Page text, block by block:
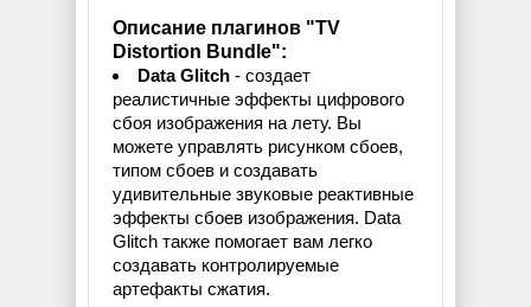
Описание плагинов "TV
Distortion Bundle":
Data Glitch - создает
реалистичные эффекты цифрового
сбоя изображения на лету. Вы
можете управлять рисунком сбоев,
типом сбоев и создавать
удивительные звуковые реактивные
эффекты сбоев изображения. Data
Glitch также помогает вам легко
создавать контролируемые
артефакты сжатия.